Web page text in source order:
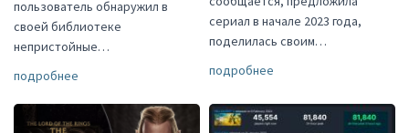
пользователь обнаружил в
своей библиотеке
непристойные…
подробнее
сериал в начале 2023 года,
поделилась своим…
подробнее